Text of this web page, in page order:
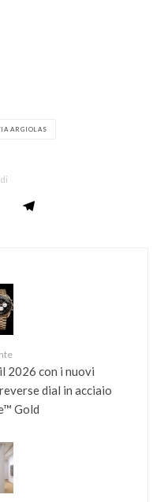
ARGIOLAS
2026 con i nuovi
dial in acciaio
Gold